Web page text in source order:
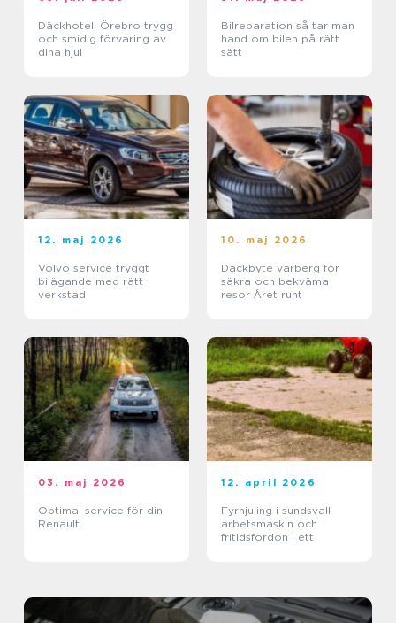
Däckhotell Örebro trygg
och smidig förvaring av
dina hjul
Bilreparation så tar man
hand om bilen på rätt
sätt
12. maj 2026
Volvo service tryggt
bilägande med rätt
verkstad
10. maj 2026
Däckbyte varberg för
säkra och bekväma
resor Året runt
03. maj 2026
Optimal service för din
Renault
12. april 2026
Fyrhjuling i sundsvall
arbetsmaskin och
fritidsfordon i ett